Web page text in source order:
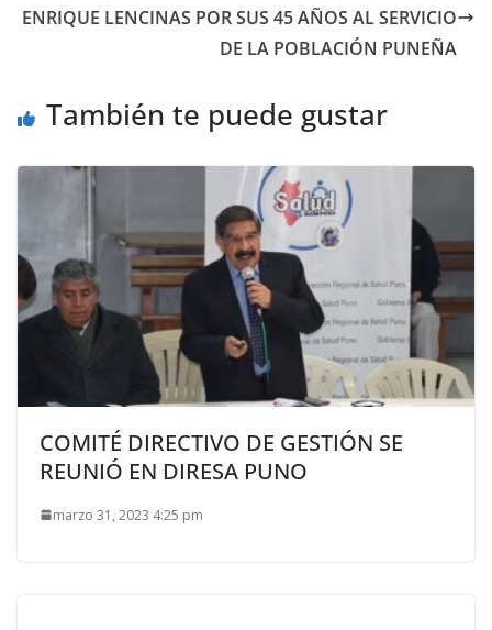
ENRIQUE LENCINAS POR SUS 45 AÑOS AL SERVICIO
DE LA POBLACIÓN PUNEÑA
También te puede gustar
COMITÉ DIRECTIVO DE GESTIÓN SE
REUNIÓ EN DIRESA PUNO
marzo 31, 2023 4:25 pm